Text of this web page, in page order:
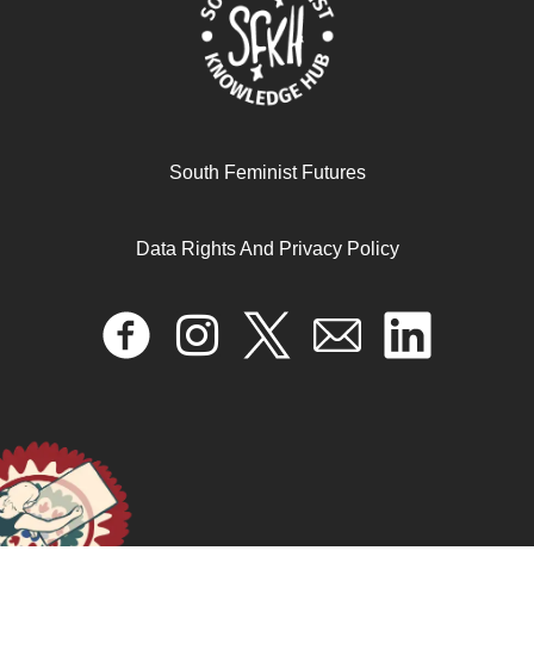
South Feminist Futures
Data Rights And Privacy Policy